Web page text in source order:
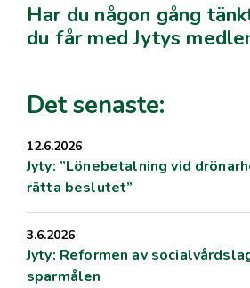
Har du någon gång
du får med Jytys
Det senaste:
12.6.2026
Jyty: ”Lönebetalning vid
rätta beslutet”
3.6.2026
Jyty: Reformen av
sparmålen